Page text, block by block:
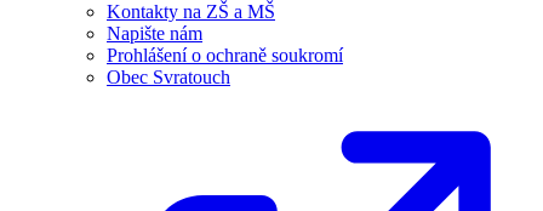
Kontakty na ZŠ a MŠ
Napište nám
Prohlášení o ochraně soukromí
Obec Svratouch